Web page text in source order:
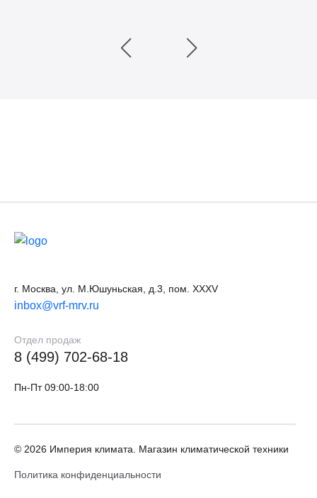
г. Москва, ул. М.Юшуньская, д.3, пом. XXXV
inbox@vrf-mrv.ru
Отдел продаж
8 (499) 702-68-18
Пн-Пт 09:00-18:00
© 2026 Империя климата. Магазин климатической техники
Политика конфиденциальности